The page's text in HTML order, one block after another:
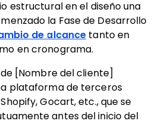
estructural en el diseño una
la Fase de Desarrollo
de alcance tanto en
en cronograma.
[Nombre del cliente]
plataforma de terceros
Gocart, etc., que se
antes del inicio del